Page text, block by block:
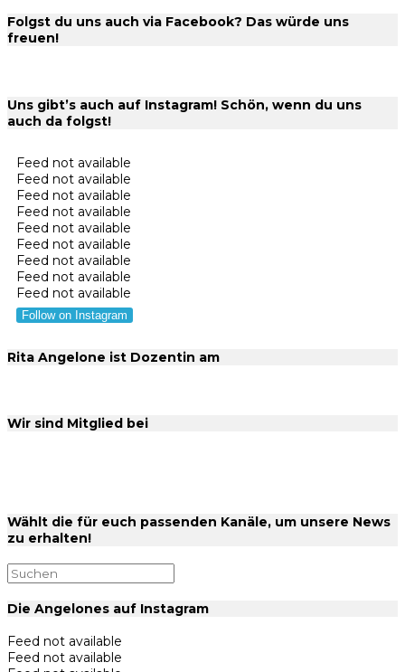
Folgst du uns auch via Facebook? Das würde uns
freuen!
Uns gibt’s auch auf Instagram! Schön, wenn du uns
auch da folgst!
Feed not available
Feed not available
Feed not available
Feed not available
Feed not available
Feed not available
Feed not available
Feed not available
Feed not available
Follow on Instagram
Rita Angelone ist Dozentin am
Wir sind Mitglied bei
Wählt die für euch passenden Kanäle, um unsere News
zu erhalten!
Die Angelones auf Instagram
Feed not available
Feed not available